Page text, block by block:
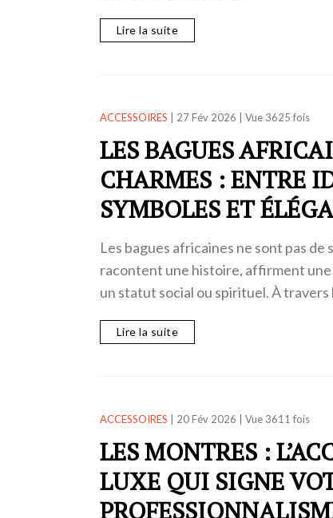
Lire la suite
ACCESSOIRES | 27 Fév 2026 | Vue 3625 fois
LES BAGUES
CHARMES : ENTRE
SYMBOLES ET
Les bagues africaines ne sont pas de
racontent une histoire, affirment
un statut social ou spirituel. À
Lire la suite
ACCESSOIRES 20 Fév 2026 Vue 3611 fois
LES MONTRES :
LUXE QUI SIGNE